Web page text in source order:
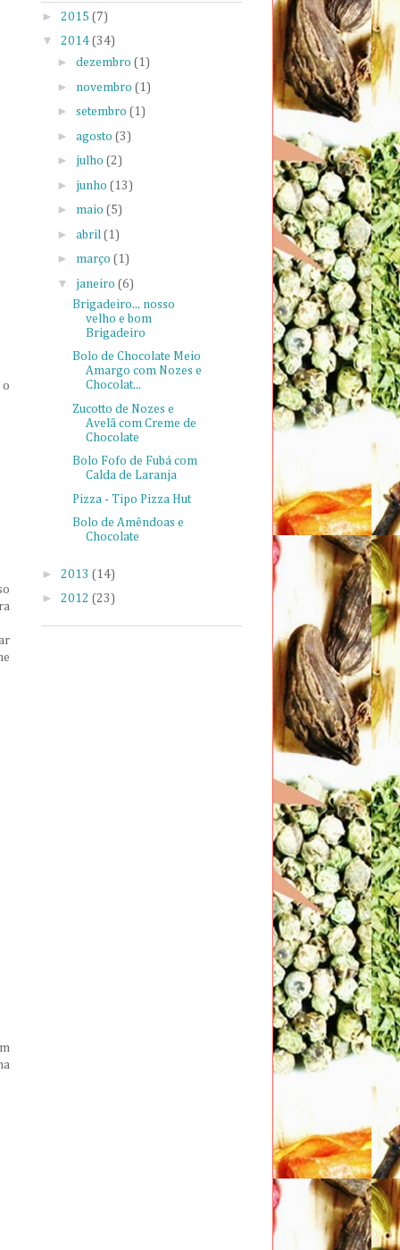
o
► 2015 (7)
▼ 2014 (34)
► dezembro (1)
► novembro (1)
► setembro (1)
► agosto (3)
► julho (2)
► junho (13)
► maio (5)
► abril (1)
► março (1)
▼ janeiro (6)
Brigadeiro... nosso
velho e bom
Brigadeiro
Bolo de Chocolate Meio
Amargo com Nozes e
Chocolat...
Zucotto de Nozes e
Avelã com Creme de
Chocolate
Bolo Fofo de Fubá com
Calda de Laranja
Pizza - Tipo Pizza Hut
Bolo de Amêndoas e
Chocolate
► 2013 (14)
► 2012 (23)